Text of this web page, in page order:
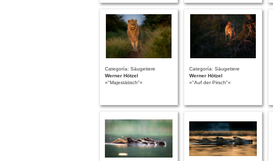
Categoría: Säugetiere
Werner Hötzel
»"Majestätisch"«
Categoría: Säugetiere
Werner Hötzel
»"Auf der Pirsch"«